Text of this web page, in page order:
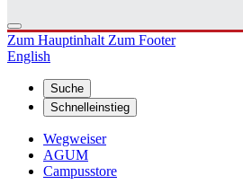
Zum HauptinhaltZum Footer
English
Suche
Schnelleinstieg
Wegweiser
AGUM
Campusstore